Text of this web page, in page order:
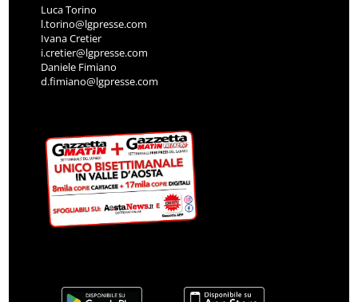
Luca Torino
l.torino@lgpresse.com
Ivana Cretier
i.cretier@lgpresse.com
Daniele Fimiano
d.fimiano@lgpresse.com